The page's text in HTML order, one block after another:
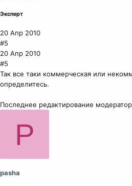
Эксперт
20 Апр 2010
#5
20 Апр 2010
#5
Так все таки коммерческая или
определитесь.
Последнее редактирование
P
pasha